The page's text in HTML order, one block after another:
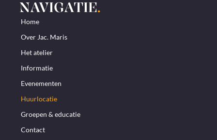
NAVIGATIE.
Home
Over Jac. Maris
Het atelier
Informatie
Evenementen
Huurlocatie
Groepen & educatie
Contact